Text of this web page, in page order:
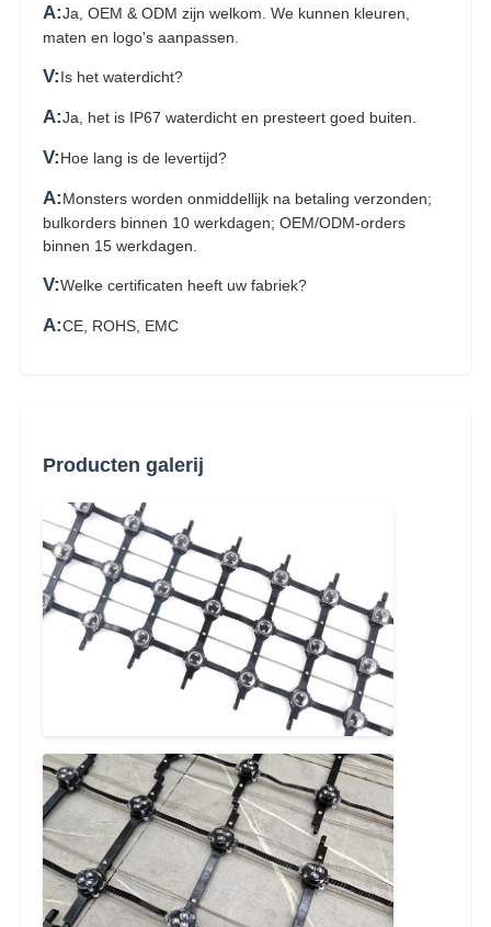
A:Ja, OEM & ODM zijn welkom. We kunnen kleuren,
maten en logo's aanpassen.
V:Is het waterdicht?
A:Ja, het is IP67 waterdicht en presteert goed buiten.
V:Hoe lang is de levertijd?
A:Monsters worden onmiddellijk na betaling verzonden;
bulkorders binnen 10 werkdagen; OEM/ODM-orders
binnen 15 werkdagen.
V:Welke certificaten heeft uw fabriek?
A:CE, ROHS, EMC
Producten galerij